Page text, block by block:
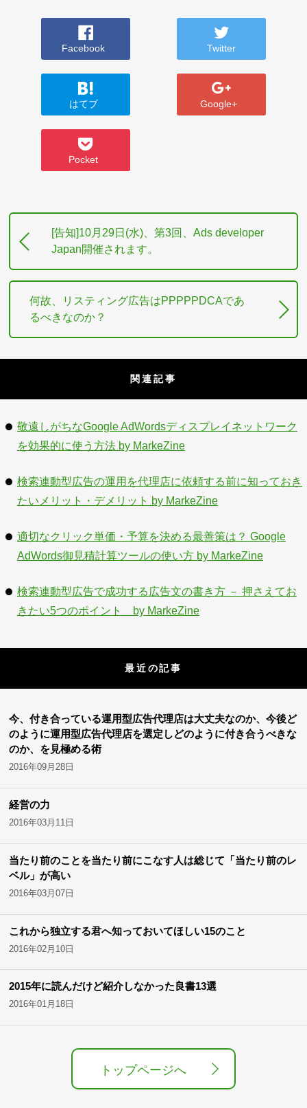
Facebook Twitter
はてブ Google+
Pocket
[告知]10月29日(水)、第3回、Ads developer
Japan開催されます。
何故、リスティング広告はPPPPPDCAであ
るべきなのか？
関連記事
敬遠しがちなGoogle AdWordsディスプレイネットワーク
を効果的に使う方法 by MarkeZine
検索連動型広告の運用を代理店に依頼する前に知っておき
たいメリット・デメリット by MarkeZine
適切なクリック単価・予算を決める最善策は？ Google
AdWords御見積計算ツールの使い方 by MarkeZine
検索連動型広告で成功する広告文の書き方 － 押さえてお
きたい5つのポイント by MarkeZine
最近の記事
今、付き合っている運用型広告代理店は大丈夫なのか、今後ど
のように運用型広告代理店を選定しどのように付き合うべきな
のか、を見極める術
2016年09月28日
経営の力
2016年03月11日
当たり前のことを当たり前にこなす人は総じて「当たり前のレ
ベル」が高い
2016年03月07日
これから独立する君へ知っておいてほしい15のこと
2016年02月10日
2015年に読んだけど紹介しなかった良書13選
2016年01月18日
トップページへ